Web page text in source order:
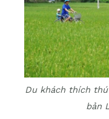
Du khách thích
bản